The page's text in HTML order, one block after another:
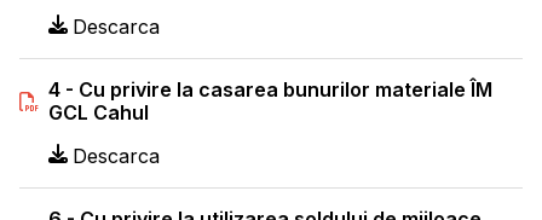
Descarca
4 - Cu privire la casarea bunurilor materiale ÎM
GCL Cahul
Descarca